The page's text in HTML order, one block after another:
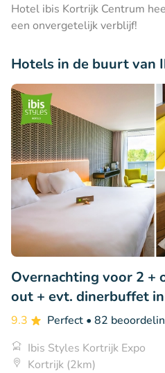
Hotel ibis Kortrijk Centrum
een onvergetelijk verblijf!
Hotels in de buurt van
Overnachting voor 2 +
out + evt. dinerbuffet
9.3 Perfect • 82
Ibis Styles Kortrijk Expo
Kortrijk (2km)